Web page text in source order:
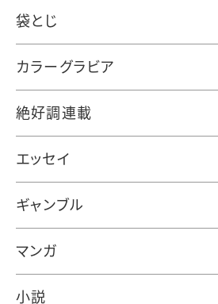
袋とじ
カラーグラビア
絶好調連載
エッセイ
ギャンブル
マンガ
小説